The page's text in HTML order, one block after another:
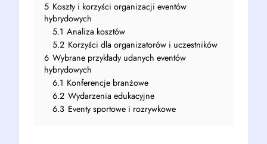
5 Koszty i korzyści organizacji eventów
hybrydowych
5.1 Analiza kosztów
5.2 Korzyści dla organizatorów i uczestników
6 Wybrane przykłady udanych eventów
hybrydowych
6.1 Konferencje branżowe
6.2 Wydarzenia edukacyjne
6.3 Eventy sportowe i rozrywkowe